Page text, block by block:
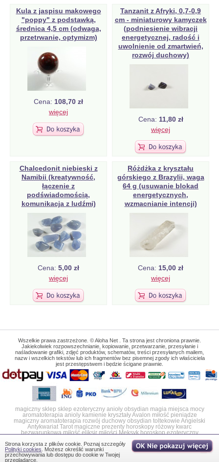
Strona korzysta z plików cookie. Poznaj szczegóły
Polityki cookies . Możesz określić warunki
przechowywania lub dostępu do cookie w Twojej
przeglądarce.
Kula z jaspisu makowego
"poppy" z podstawką,
średnica 4,5 cm (odwaga,
przetrwanie, optymizm)
Cena: 108,70 zł
więcej
Tanzanit z Afryki, 0,7-0,9
cm - miniaturowy kamyczek
(podniesienie wibracji
energetycznej, radość i
uwolnienie od zmartwień,
rozwój duchowy)
Cena: 11,80 zł
więcej
Chalcedonit niebieski z
Namibii (kreatywność,
łączenie z
podświadomością,
komunikacja z ludźmi)
Cena: 5,00 zł
więcej
Różdżka z kryształu
górskiego z Brazylii, waga
64 g (usuwanie blokad
energetycznych,
wzmacnianie intencji)
Cena: 15,00 zł
więcej
Wszelkie prawa zastrzeżone. © Aloha Net . Ta strona jest chroniona prawnie.
Jakiekolwiek rozpowszechnianie, kopiowanie, przetwarzanie, przesyłanie i
naśladowanie grafiki, zdjęć produktów, schematów, treści przesyłanych mailem,
nazw i wszelkich tekstów lub ich fragmentów bez pisemnej zgody ich właściciela
jest przestępstwem i będzie ścigane prawnie.
magiczny sklep sklep ezoteryczny anioły obsydian magia miejsca mocy
aromatoterapia anioly kamienie kryształy Avalon miłość pieniądze
magiczny aromatoterapia rozwój duchowy obsydian toltekowie Angielski
Antykwariat
Tarot magiczne prezenty horoskopy różowy kwarc
bezwarunkowa miłośćeliksir miłościMeksyk horoskop ezoteryczny